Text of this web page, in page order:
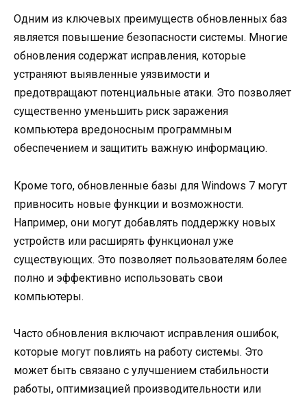
Одним из ключевых преимуществ обновленных баз
является повышение безопасности системы. Многие
обновления содержат исправления, которые
устраняют выявленные уязвимости и
предотвращают потенциальные атаки. Это позволяет
существенно уменьшить риск заражения
компьютера вредоносным программным
обеспечением и защитить важную информацию.
Кроме того, обновленные базы для Windows 7 могут
привносить новые функции и возможности.
Например, они могут добавлять поддержку новых
устройств или расширять функционал уже
существующих. Это позволяет пользователям более
полно и эффективно использовать свои
компьютеры.
Часто обновления включают исправления ошибок,
которые могут повлиять на работу системы. Это
может быть связано с улучшением стабильности
работы, оптимизацией производительности или